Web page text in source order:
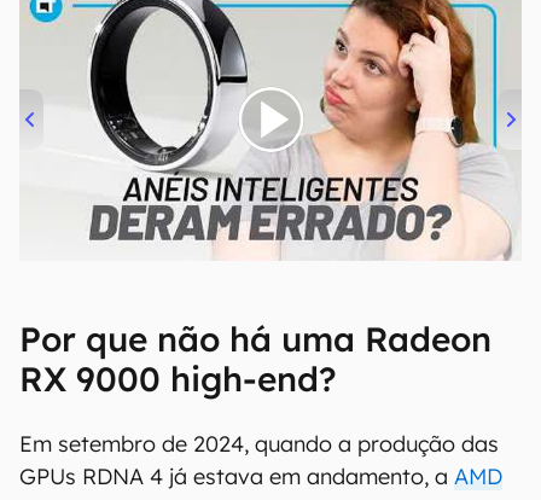
00:00/21:11
Por que não há uma Radeon
RX 9000 high-end?
Em setembro de 2024, quando a produção das
GPUs RDNA 4 já estava em andamento, a AMD